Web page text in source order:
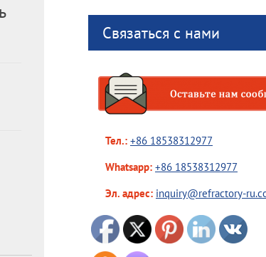
Связаться с нами
Тел.: +86 18538312977
Whatsapp: +86 18538312977
Эл. адрес: inquiry@refractory-